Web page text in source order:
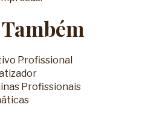
Profissional
Profissionais